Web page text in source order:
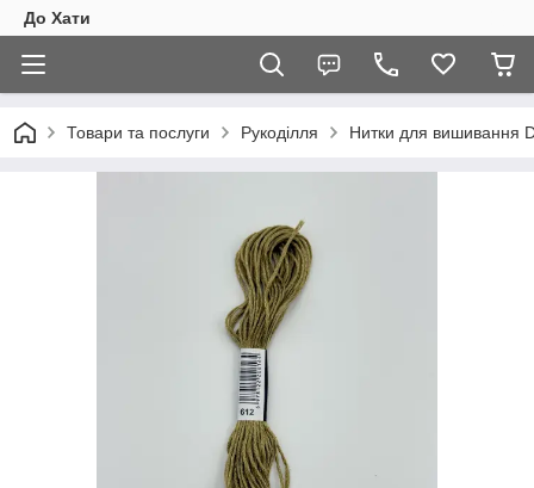
До Хати
Товари та послуги Рукоділля Нитки для вишивання